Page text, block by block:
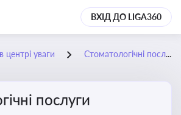
ВХІД ДО LIGA360
центрі уваги Стоматологічні послуги
послуги